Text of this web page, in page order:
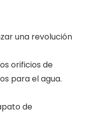
una revolución
orificios de
para el agua.
de